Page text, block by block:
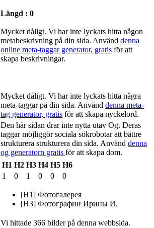
Längd : 0
Mycket dåligt. Vi har inte lyckats hitta någon
metabeskrivning på din sida. Använd denna
online meta-taggar generator, gratis för att
skapa beskrivningar.
Mycket dåligt. Vi har inte lyckats hitta några
meta-taggar på din sida. Använd denna meta-
tag generator, gratis för att skapa nyckelord.
Den här sidan drar inte nytta utav Og. Deras
taggar möjliggör sociala sökrobotar att bättre
strukturera strukturera din sida. Använd denna
og generatorn gratis för att skapa dom.
H1 H2 H3 H4 H5 H6
1
0 1 0 0 0
[H1] Фотогалерея
[H3] Фотографии Ирины И.
Vi hittade 366 bilder på denna webbsida.